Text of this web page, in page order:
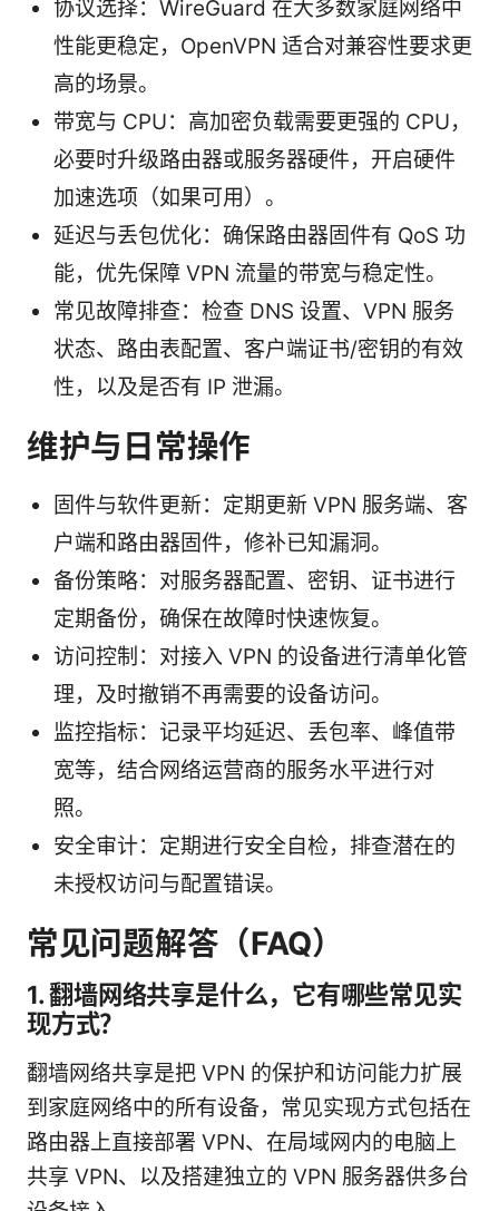
协议选择：WireGuard 在大多数家庭网络中
性能更稳定，OpenVPN 适合对兼容性要求更
高的场景。
带宽与 CPU：高加密负载需要更强的 CPU，
必要时升级路由器或服务器硬件，开启硬件
加速选项（如果可用）。
延迟与丢包优化：确保路由器固件有 QoS 功
能，优先保障 VPN 流量的带宽与稳定性。
常见故障排查：检查 DNS 设置、VPN 服务
状态、路由表配置、客户端证书/密钥的有效
性，以及是否有 IP 泄漏。
维护与日常操作
固件与软件更新：定期更新 VPN 服务端、客
户端和路由器固件，修补已知漏洞。
备份策略：对服务器配置、密钥、证书进行
定期备份，确保在故障时快速恢复。
访问控制：对接入 VPN 的设备进行清单化管
理，及时撤销不再需要的设备访问。
监控指标：记录平均延迟、丢包率、峰值带
宽等，结合网络运营商的服务水平进行对
照。
安全审计：定期进行安全自检，排查潜在的
未授权访问与配置错误。
常见问题解答（FAQ）
1. 翻墙网络共享是什么，它有哪些常见实
现方式？
翻墙网络共享是把 VPN 的保护和访问能力扩展
到家庭网络中的所有设备，常见实现方式包括在
路由器上直接部署 VPN、在局域网内的电脑上
共享 VPN、以及搭建独立的 VPN 服务器供多台